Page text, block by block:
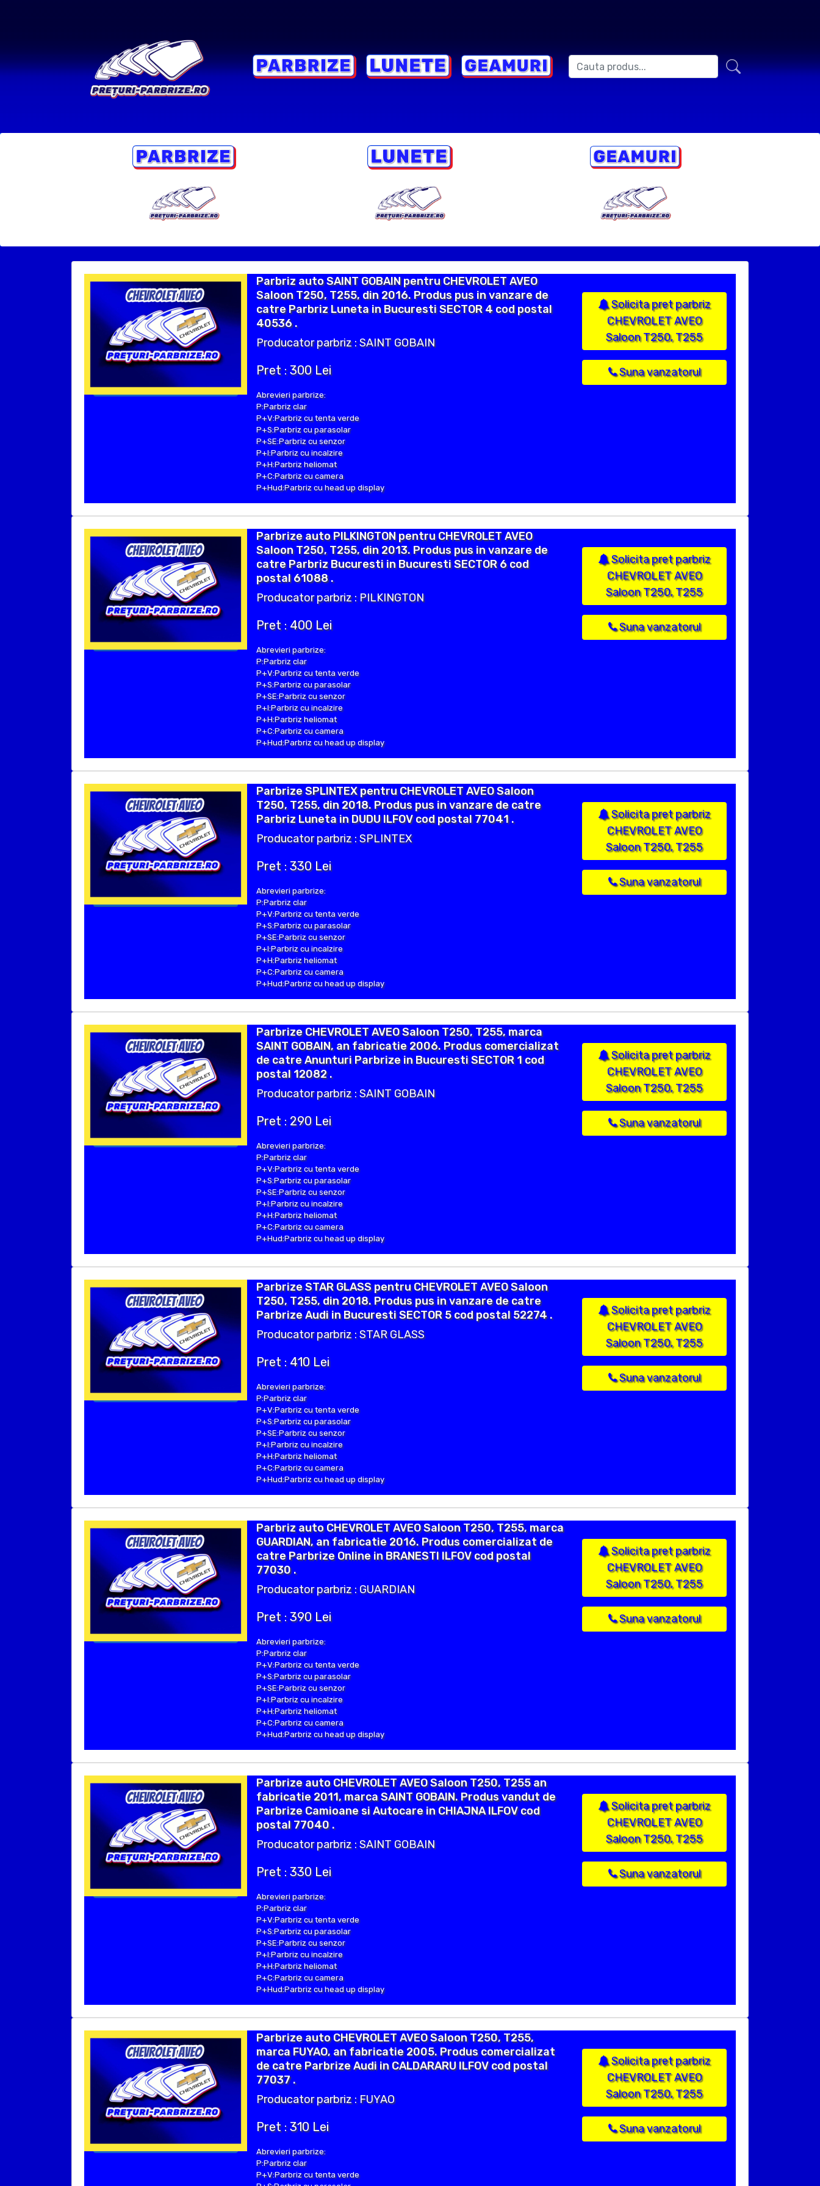
Parbriz auto SAINT GOBAIN pentru CHEVROLET AVEO
Saloon T250, T255, din 2016. Produs pus in vanzare de
catre Parbriz Luneta in Bucuresti SECTOR 4 cod postal
40536 .
Producator parbriz : SAINT GOBAIN
Pret : 300 Lei
Abrevieri parbrize:
P:Parbriz clar
P+V:Parbriz cu tenta verde
P+S:Parbriz cu parasolar
P+SE:Parbriz cu senzor
P+I:Parbriz cu incalzire
P+H:Parbriz heliomat
P+C:Parbriz cu camera
P+Hud:Parbriz cu head up display
Solicita pret parbriz
CHEVROLET AVEO
Saloon T250, T255
Suna vanzatorul
Parbrize auto PILKINGTON pentru CHEVROLET AVEO
Saloon T250, T255, din 2013. Produs pus in vanzare de
catre Parbriz Bucuresti in Bucuresti SECTOR 6 cod
postal 61088 .
Producator parbriz : PILKINGTON
Pret : 400 Lei
Abrevieri parbrize:
P:Parbriz clar
P+V:Parbriz cu tenta verde
P+S:Parbriz cu parasolar
P+SE:Parbriz cu senzor
P+I:Parbriz cu incalzire
P+H:Parbriz heliomat
P+C:Parbriz cu camera
P+Hud:Parbriz cu head up display
Solicita pret parbriz
CHEVROLET AVEO
Saloon T250, T255
Suna vanzatorul
Parbrize SPLINTEX pentru CHEVROLET AVEO Saloon
T250, T255, din 2018. Produs pus in vanzare de catre
Parbriz Luneta in DUDU ILFOV cod postal 77041 .
Producator parbriz : SPLINTEX
Pret : 330 Lei
Abrevieri parbrize:
P:Parbriz clar
P+V:Parbriz cu tenta verde
P+S:Parbriz cu parasolar
P+SE:Parbriz cu senzor
P+I:Parbriz cu incalzire
P+H:Parbriz heliomat
P+C:Parbriz cu camera
P+Hud:Parbriz cu head up display
Solicita pret parbriz
CHEVROLET AVEO
Saloon T250, T255
Suna vanzatorul
Parbrize CHEVROLET AVEO Saloon T250, T255, marca
SAINT GOBAIN, an fabricatie 2006. Produs comercializat
de catre Anunturi Parbrize in Bucuresti SECTOR 1 cod
postal 12082 .
Producator parbriz : SAINT GOBAIN
Pret : 290 Lei
Abrevieri parbrize:
P:Parbriz clar
P+V:Parbriz cu tenta verde
P+S:Parbriz cu parasolar
P+SE:Parbriz cu senzor
P+I:Parbriz cu incalzire
P+H:Parbriz heliomat
P+C:Parbriz cu camera
P+Hud:Parbriz cu head up display
Solicita pret parbriz
CHEVROLET AVEO
Saloon T250, T255
Suna vanzatorul
Parbrize STAR GLASS pentru CHEVROLET AVEO Saloon
T250, T255, din 2018. Produs pus in vanzare de catre
Parbrize Audi in Bucuresti SECTOR 5 cod postal 52274 .
Producator parbriz : STAR GLASS
Pret : 410 Lei
Abrevieri parbrize:
P:Parbriz clar
P+V:Parbriz cu tenta verde
P+S:Parbriz cu parasolar
P+SE:Parbriz cu senzor
P+I:Parbriz cu incalzire
P+H:Parbriz heliomat
P+C:Parbriz cu camera
P+Hud:Parbriz cu head up display
Solicita pret parbriz
CHEVROLET AVEO
Saloon T250, T255
Suna vanzatorul
Parbriz auto CHEVROLET AVEO Saloon T250, T255, marca
GUARDIAN, an fabricatie 2016. Produs comercializat de
catre Parbrize Online in BRANESTI ILFOV cod postal
77030 .
Producator parbriz : GUARDIAN
Pret : 390 Lei
Abrevieri parbrize:
P:Parbriz clar
P+V:Parbriz cu tenta verde
P+S:Parbriz cu parasolar
P+SE:Parbriz cu senzor
P+I:Parbriz cu incalzire
P+H:Parbriz heliomat
P+C:Parbriz cu camera
P+Hud:Parbriz cu head up display
Solicita pret parbriz
CHEVROLET AVEO
Saloon T250, T255
Suna vanzatorul
Parbrize auto CHEVROLET AVEO Saloon T250, T255 an
fabricatie 2011, marca SAINT GOBAIN. Produs vandut de
Parbrize Camioane si Autocare in CHIAJNA ILFOV cod
postal 77040 .
Producator parbriz : SAINT GOBAIN
Pret : 330 Lei
Abrevieri parbrize:
P:Parbriz clar
P+V:Parbriz cu tenta verde
P+S:Parbriz cu parasolar
P+SE:Parbriz cu senzor
P+I:Parbriz cu incalzire
P+H:Parbriz heliomat
P+C:Parbriz cu camera
P+Hud:Parbriz cu head up display
Solicita pret parbriz
CHEVROLET AVEO
Saloon T250, T255
Suna vanzatorul
Parbrize auto CHEVROLET AVEO Saloon T250, T255,
marca FUYAO, an fabricatie 2005. Produs comercializat
de catre Parbrize Audi in CALDARARU ILFOV cod postal
77037 .
Producator parbriz : FUYAO
Pret : 310 Lei
Abrevieri parbrize:
P:Parbriz clar
P+V:Parbriz cu tenta verde
Solicita pret parbriz
CHEVROLET AVEO
Saloon T250, T255
Suna vanzatorul